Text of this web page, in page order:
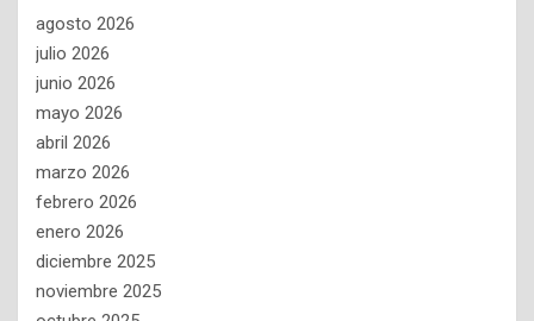
agosto 2026
julio 2026
junio 2026
mayo 2026
abril 2026
marzo 2026
febrero 2026
enero 2026
diciembre 2025
noviembre 2025